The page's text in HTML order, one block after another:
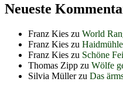
Neueste
Franz Kies zu World
Franz Kies zu
Franz Kies zu Schöne
Thomas Zipp zu Wölfe
Silvia Müllerzu Das